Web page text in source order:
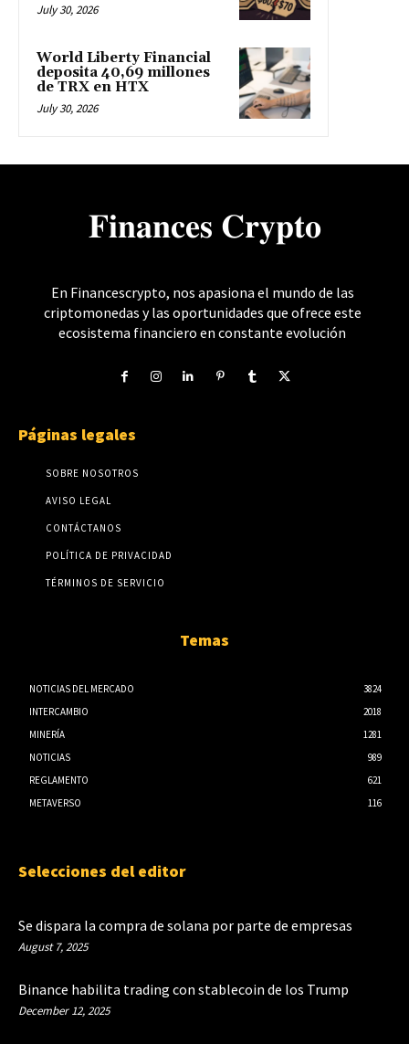
July 30, 2026
World Liberty Financial
deposita 40,69 millones
de TRX en HTX
July 30, 2026
𝐅𝐢𝐧𝐚𝐧𝐜𝐞𝐬 𝐂𝐫𝐲𝐩𝐭𝐨
En Financescrypto, nos apasiona el mundo de las
criptomonedas y las oportunidades que ofrece este
ecosistema financiero en constante evolución
Páginas legales
SOBRE NOSOTROS
AVISO LEGAL
CONTÁCTANOS
POLÍTICA DE PRIVACIDAD
TÉRMINOS DE SERVICIO
Temas
NOTICIAS DEL MERCADO
3824
INTERCAMBIO
2018
MINERÍA
1281
NOTICIAS
989
REGLAMENTO
621
METAVERSO
116
Selecciones del editor
Se dispara la compra de solana por parte de empresas
August 7, 2025
Binance habilita trading con stablecoin de los Trump
December 12, 2025